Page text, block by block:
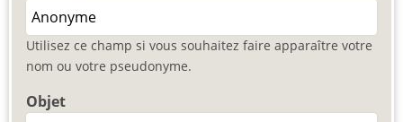
Utilisez ce champ si vous souhaitez faire apparaître votre
nom ou votre pseudonyme.
Objet